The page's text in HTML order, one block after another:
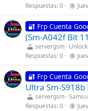
Respuestas 0
🔐 Frp Cuenta
(Sm-A042f Bit
servergsm
Respuestas 0
🔐 Frp Cuenta
Ultra Sm-S918b
servergsm
Respuestas 0